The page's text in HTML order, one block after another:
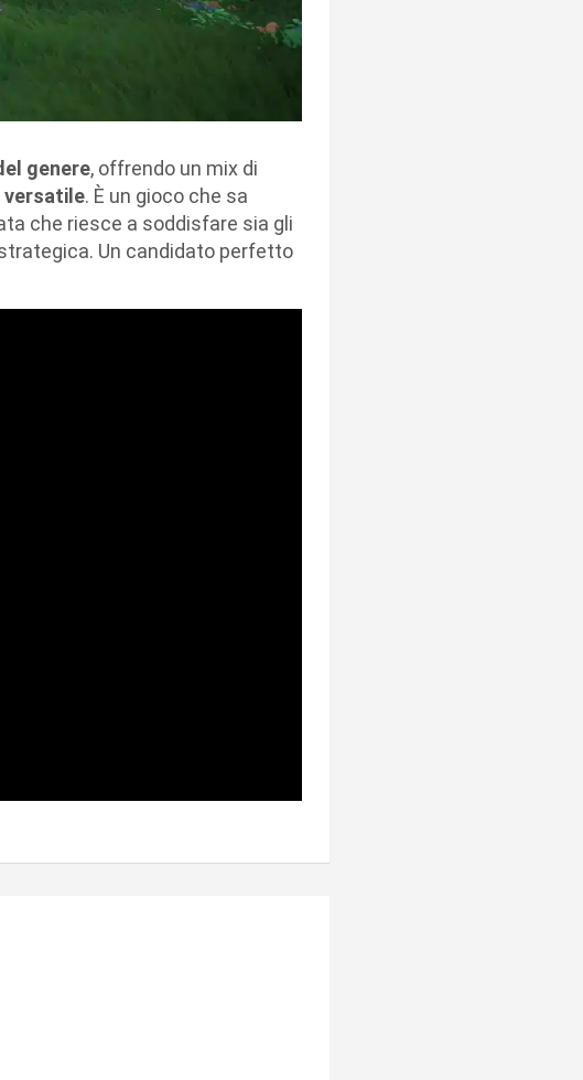
genere, offrendo un mix di
versatile. È un gioco che sa
che riesce a soddisfare sia gli
Un candidato perfetto